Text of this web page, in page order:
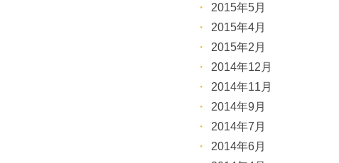
2015年5月
2015年4月
2015年2月
2014年12月
2014年11月
2014年9月
2014年7月
2014年6月